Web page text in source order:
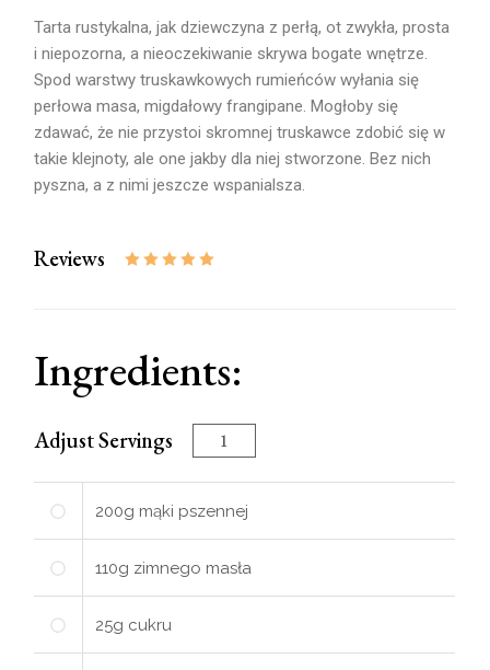
Tarta rustykalna, jak dziewczyna z perłą, ot zwykła, prosta
i niepozorna, a nieoczekiwanie skrywa bogate wnętrze.
Spod warstwy truskawkowych rumieńców wyłania się
perłowa masa, migdałowy frangipane. Mogłoby się
zdawać, że nie przystoi skromnej truskawce zdobić się w
takie klejnoty, ale one jakby dla niej stworzone. Bez nich
pyszna, a z nimi jeszcze wspanialsza.
Reviews
Ingredients:
Adjust Servings
200g mąki pszennej
110g zimnego masła
25g cukru